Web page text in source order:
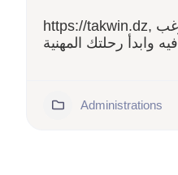
https://takwin.dz, اختر التخصص الذي ترغب
فيه وابدأ رحلتك المهنية
Administrations